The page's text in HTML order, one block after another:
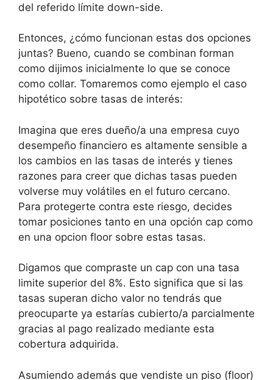
del referido límite down-side.
Entonces, ¿cómo funcionan estas dos opciones
juntas? Bueno, cuando se combinan forman
como dijimos inicialmente lo que se conoce
como collar. Tomaremos como ejemplo el caso
hipotético sobre tasas de interés:
Imagina que eres dueño/a una empresa cuyo
desempeño financiero es altamente sensible a
los cambios en las tasas de interés y tienes
razones para creer que dichas tasas pueden
volverse muy volátiles en el futuro cercano.
Para protegerte contra este riesgo, decides
tomar posiciones tanto en una opción cap como
en una opcion floor sobre estas tasas.
Digamos que compraste un cap con una tasa
limite superior del 8%. Esto significa que si las
tasas superan dicho valor no tendrás que
preocuparte ya estarías cubierto/a parcialmente
gracias al pago realizado mediante esta
cobertura adquirida.
Asumiendo además que vendiste un piso (floor)